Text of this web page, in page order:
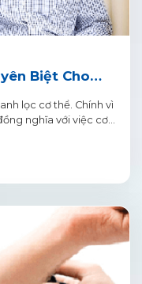
Biệt Cho
lọc cơ thể. Chính vì
nghĩa với việc cơ
cần có quá trình